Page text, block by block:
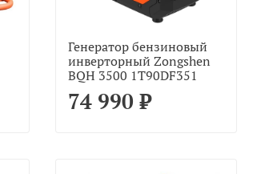
Генератор бензиновый
инверторный Zongshen
BQH 3500 1T90DF351
74 990 ₽